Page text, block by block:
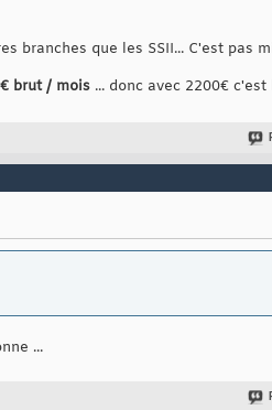
branches que les SSII... C'est pas
brut / mois ... donc avec 2200€
...